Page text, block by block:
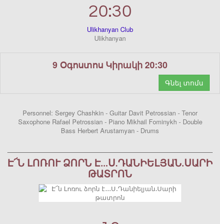
20:30
Ulikhanyan Club
Ulikhanyan
9 Օգոստոս Կիրակի 20:30
Գնել տոմս
Personnel: Sergey Chashkin - Guitar Davit Petrossian - Tenor
Saxophone Rafael Petrossian - Piano Mikhail Fominykh - Double
Bass Herbert Arustamyan - Drums
Է՜Ն ԼՈՌՈՒ ՁՈՐՆ Է․․․Ս․ԴԱՆԻԵԼՅԱՆ․ՍԱՐԻ
ԹԱՏՐՈՆ